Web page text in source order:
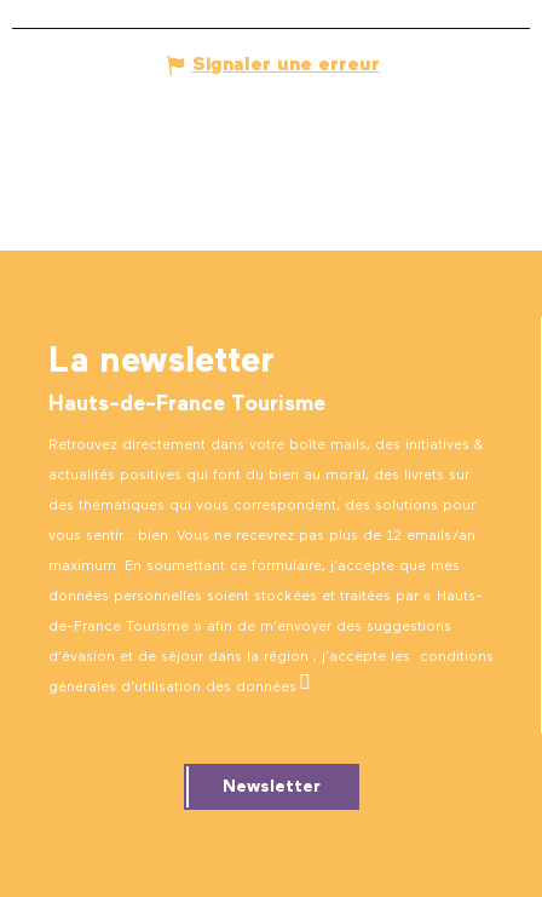
Signaler une erreur
La newsletter
Hauts-de-France Tourisme
Retrouvez directement dans votre boîte mails, des initiatives &
actualités positives qui font du bien au moral, des livrets sur
des thématiques qui vous correspondent, des solutions pour
vous sentir… bien. Vous ne recevrez pas plus de 12 emails/an
maximum. En soumettant ce formulaire, j’accepte que mes
données personnelles soient stockées et traitées par « Hauts-
de-France Tourisme » afin de m’envoyer des suggestions
d’évasion et de séjour dans la région ; j’accepte les conditions
générales d’utilisation des données .
Newsletter